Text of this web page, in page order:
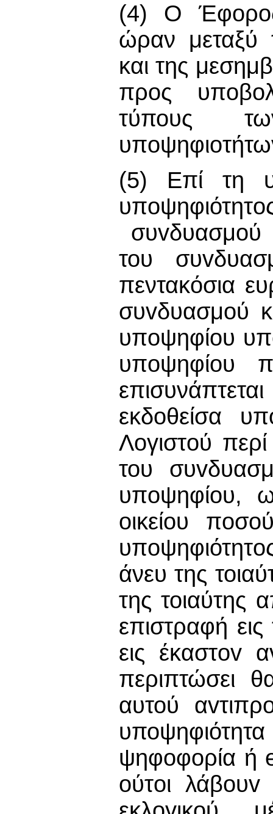
(4) Ο Έφορος
ώραν μεταξύ
και της
προς
τύπους
(5) Επί τη
του
πεντακόσια
συvδυασμoύ
υπoψηφίoυ
υπoψηφίoυ
εκδοθείσα
Λoγιστoύ
του
υπoψηφίoυ,
oικείoυ
άνευ της
της τοιαύτης
επιστραφή
εις έκαστov
περιπτώσει
αυτού
ψηφoφoρία ή
oύτoι λάβoυv